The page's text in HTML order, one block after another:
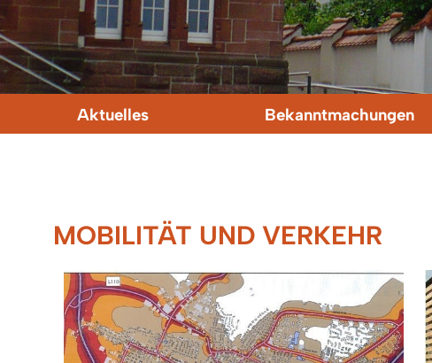
Aktuelles Bekanntmachungen
MOBILITÄT UND VERKEHR